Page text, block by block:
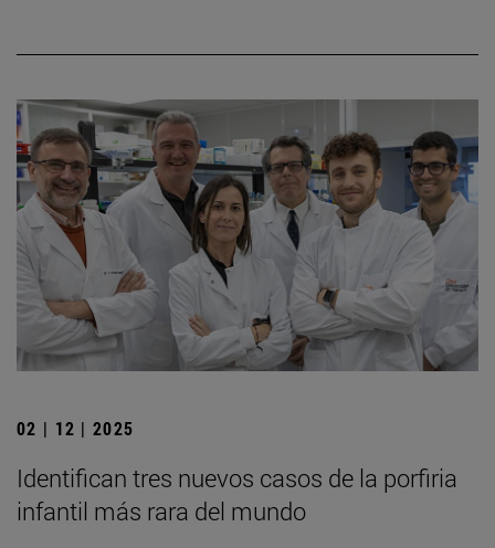
02 | 12 | 2025
Identifican tres nuevos casos de la porfiria
infantil más rara del mundo